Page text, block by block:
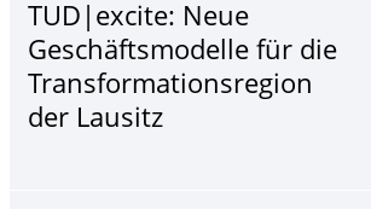
TUD|excite: Neue
Geschäftsmodelle für die
Transformationsre­gion
der Lausitz